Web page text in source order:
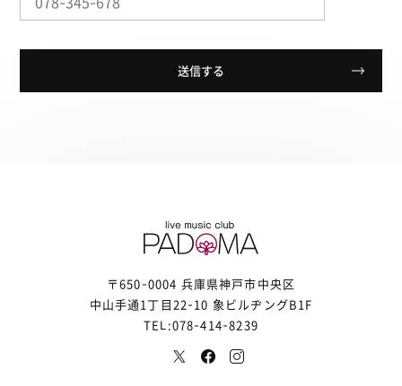
〒650-0004 兵庫県神戸市中央区
中山手通1丁目22-10 象ビルヂングB1F
TEL:078-414-8239